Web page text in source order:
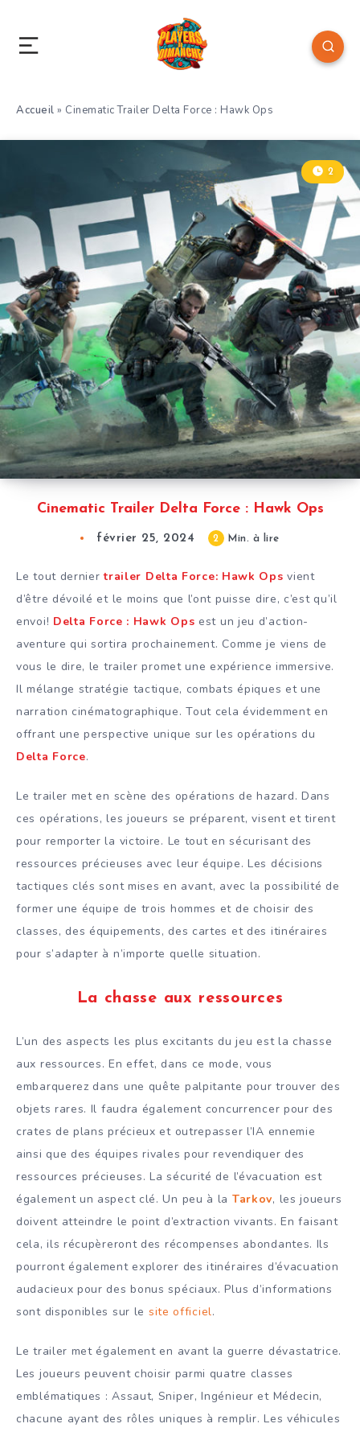
Accueil » Cinematic Trailer Delta Force : Hawk Ops
Cinematic Trailer Delta Force : Hawk Ops
2
février 25, 2024 2 Min. à lire
Le tout derniertrailer Delta Force: Hawk Ops vient
d’être dévoilé et le moins que l’ont puisse dire, c’est qu’il
envoi! Delta Force : Hawk Ops est un jeu d’action-
aventure qui sortira prochainement. Comme je viens de
vous le dire, le trailer promet une expérience immersive.
Il mélange stratégie tactique, combats épiques et une
narration cinématographique. Tout cela évidemment en
offrant une perspective unique sur les opérations du
Delta Force.
Le trailer met en scène des opérations de hazard. Dans
ces opérations, les joueurs se préparent, visent et tirent
pour remporter la victoire. Le tout en sécurisant des
ressources précieuses avec leur équipe. Les décisions
tactiques clés sont mises en avant, avec la possibilité de
former une équipe de trois hommes et de choisir des
classes, des équipements, des cartes et des itinéraires
pour s’adapter à n’importe quelle situation.
La chasse aux ressources
L’un des aspects les plus excitants du jeu est la chasse
aux ressources. En effet, dans ce mode, vous
embarquerez dans une quête palpitante pour trouver des
objets rares. Il faudra également concurrencer pour des
crates de plans précieux et outrepasser l’IA ennemie
ainsi que des équipes rivales pour revendiquer des
ressources précieuses. La sécurité de l’évacuation est
également un aspect clé. Un peu à la Tarkov, les joueurs
doivent atteindre le point d’extraction vivants. En faisant
cela, ils récupèreront des récompenses abondantes. Ils
pourront également explorer des itinéraires d’évacuation
audacieux pour des bonus spéciaux. Plus d’informations
sont disponibles sur le site officiel.
Le trailer met également en avant la guerre dévastatrice.
Les joueurs peuvent choisir parmi quatre classes
emblématiques : Assaut, Sniper, Ingénieur et Médecin,
chacune ayant des rôles uniques à remplir. Les véhicules